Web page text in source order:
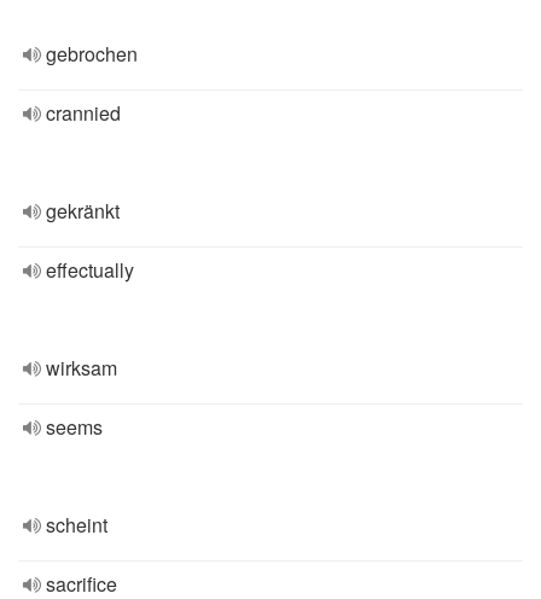
gebrochen
crannied
gekränkt
effectually
wirksam
seems
scheint
sacrifice